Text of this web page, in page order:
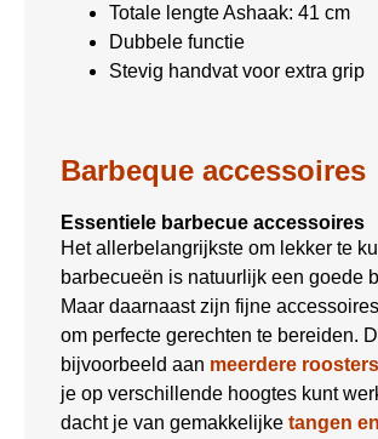
Totale lengte Ashaak: 41 cm
Dubbele functie
Stevig handvat voor extra grip
Barbeque accessoires
Essentiele barbecue accessoires
Het allerbelangrijkste om lekker te
barbecueën is natuurlijk een goede
Maar daarnaast zijn fijne
om perfecte gerechten te bereiden.
bijvoorbeeld aan meerdere roosters
je op verschillende hoogtes kunt
dacht je van gemakkelijke tangen